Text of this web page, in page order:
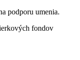
podporu umenia.
fondov